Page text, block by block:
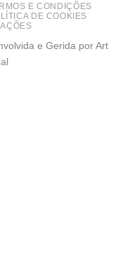
E CONDIÇÕES
DE COOKIES
e Gerida por Art